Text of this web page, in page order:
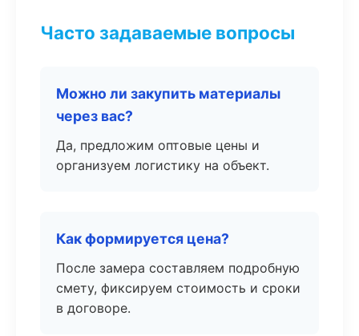
Часто задаваемые вопросы
Можно ли закупить материалы
через вас?
Да, предложим оптовые цены и
организуем логистику на объект.
Как формируется цена?
После замера составляем подробную
смету, фиксируем стоимость и сроки
в договоре.